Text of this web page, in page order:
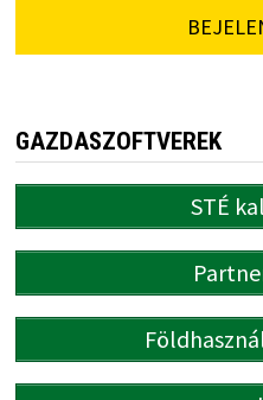
GAZDASZOFTVEREK
STÉ